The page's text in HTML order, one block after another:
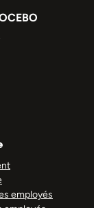
employés